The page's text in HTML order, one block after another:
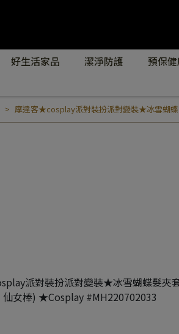
好生活家品 潔淨防護 預保
摩達客★cosplay派對裝扮派對變裝★冰雪蝴